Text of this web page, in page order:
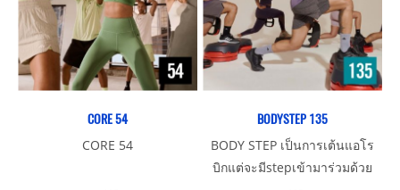
CORE 54
CORE 54
BODYSTEP 135
BODY STEP เป็นการเต้นแอโร
บิกแต่จะมีstepเข้ามาร่วมด้วย